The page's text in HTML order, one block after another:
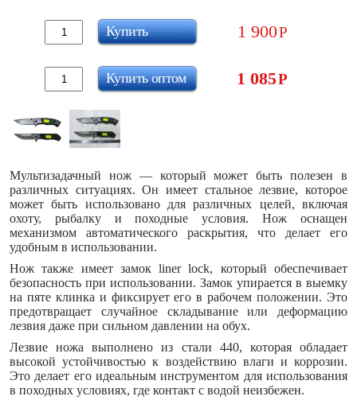
1 900Р
Купить
1 085Р
Купить оптом
Мультизадачный нож — который может быть полезен в
различных ситуациях. Он имеет стальное лезвие, которое
может быть использовано для различных целей, включая
охоту, рыбалку и походные условия. Нож оснащен
механизмом автоматического раскрытия, что делает его
удобным в использовании.
Нож также имеет замок liner lock, который обеспечивает
безопасность при использовании. Замок упирается в выемку
на пяте клинка и фиксирует его в рабочем положении. Это
предотвращает случайное складывание или деформацию
лезвия даже при сильном давлении на обух.
Лезвие ножа выполнено из стали 440, которая обладает
высокой устойчивостью к воздействию влаги и коррозии.
Это делает его идеальным инструментом для использования
в походных условиях, где контакт с водой неизбежен.